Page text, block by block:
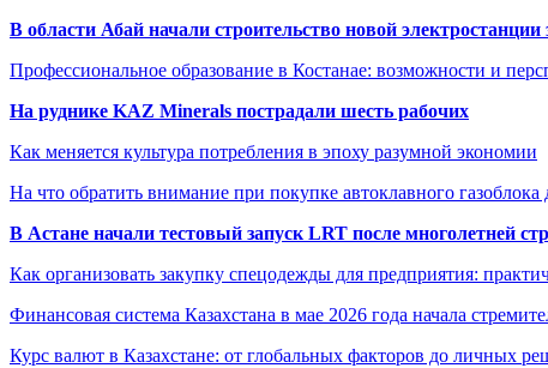
В области Абай начали строительство новой электростанции
Профессиональное образование в Костанае: возможности и
На руднике KAZ Minerals пострадали шесть рабочих
Как меняется культура потребления в эпоху разумной экономии
На что обратить внимание при покупке автоклавного газоблока
В Астане начали тестовый запуск LRT после многолетней
Как организовать закупку спецодежды для предприятия:
Финансовая система Казахстана в мае 2026 года начала
Курс валют в Казахстане: от глобальных факторов до личных